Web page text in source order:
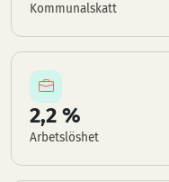
Kommunalskatt
2,2 %
Arbetslöshet